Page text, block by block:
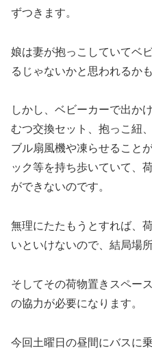
ずつきます。
娘は妻が抱っこしていてベ
るじゃないかと思われるか
しかし、ベビーカーで出か
むつ交換セット、抱っこ紐
ブル扇風機や凍らせること
ック等を持ち歩いていて、
ができないのです。
無理にたたもうとすれば、
いといけないので、結局場
そしてその荷物置きスペー
の協力が必要になります。
今回土曜日の昼間にバスに